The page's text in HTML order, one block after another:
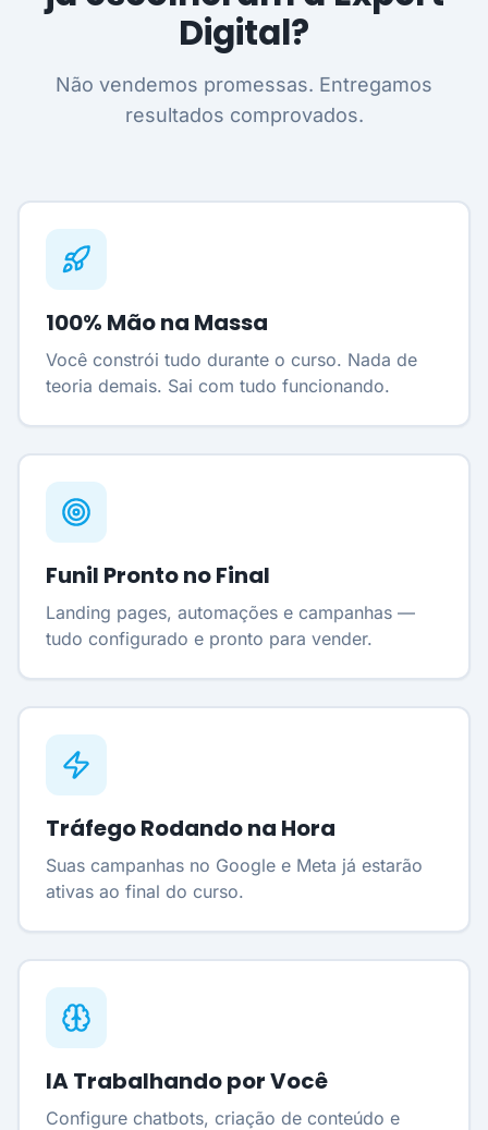
Digital?
Não vendemos promessas. Entregamos
resultados comprovados.
100% Mão na Massa
Você constrói tudo durante o curso. Nada de
teoria demais. Sai com tudo funcionando.
Funil Pronto no Final
Landing pages, automações e campanhas —
tudo configurado e pronto para vender.
Tráfego Rodando na Hora
Suas campanhas no Google e Meta já estarão
ativas ao final do curso.
IA Trabalhando por Você
Configure chatbots, criação de conteúdo e